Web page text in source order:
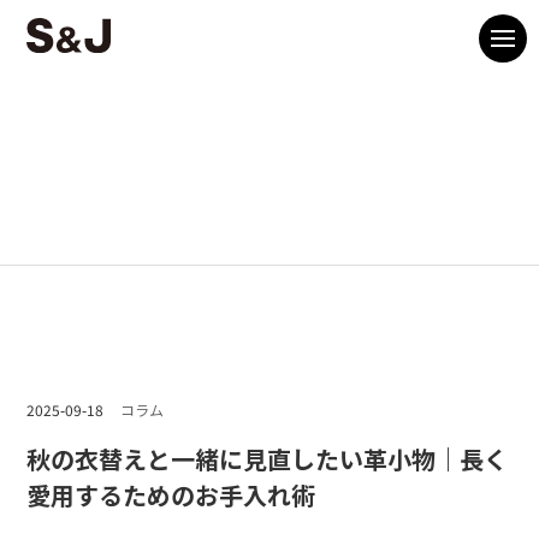
2025-09-18 コラム
秋の衣替えと一緒に見直したい革小物｜長く
愛用するためのお手入れ術